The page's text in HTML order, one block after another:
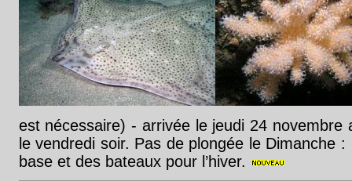
est nécessaire) - arrivée le jeudi 24 novembre
le vendredi soir. Pas de plongée le Dimanche
base et des bateaux pour l’hiver.